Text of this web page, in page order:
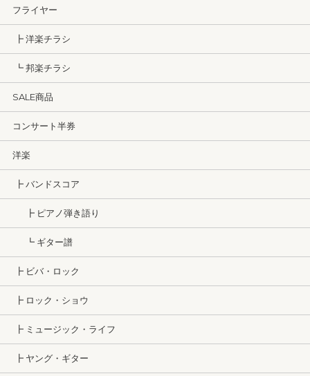
フライヤー
┣ 洋楽チラシ
┗ 邦楽チラシ
SALE商品
コンサート半券
洋楽
┣ バンドスコア
┣ ピアノ弾き語り
┗ ギター譜
┣ ビバ・ロック
┣ ロック・ショウ
┣ ミュージック・ライフ
┣ ヤング・ギター